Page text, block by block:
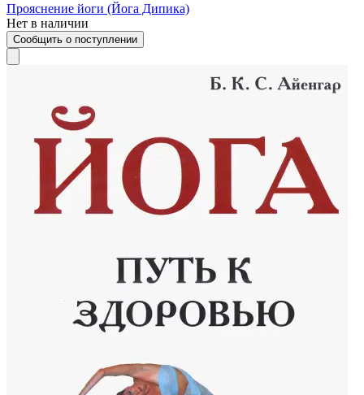
Прояснение йоги (Йога Дипика)
Нет в наличии
Сообщить о поступлении